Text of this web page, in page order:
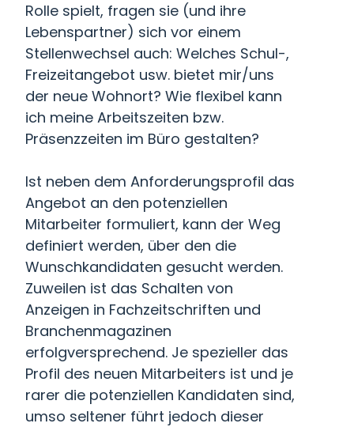
Rolle spielt, fragen sie (und ihre
Lebenspartner) sich vor einem
Stellenwechsel auch: Welches Schul-,
Freizeitangebot usw. bietet mir/uns
der neue Wohnort? Wie flexibel kann
ich meine Arbeitszeiten bzw.
Präsenzzeiten im Büro gestalten?
Ist neben dem Anforderungsprofil das
Angebot an den potenziellen
Mitarbeiter formuliert, kann der Weg
definiert werden, über den die
Wunschkandidaten gesucht werden.
Zuweilen ist das Schalten von
Anzeigen in Fachzeitschriften und
Branchenmagazinen
erfolgversprechend. Je spezieller das
Profil des neuen Mitarbeiters ist und je
rarer die potenziellen Kandidaten sind,
umso seltener führt jedoch dieser